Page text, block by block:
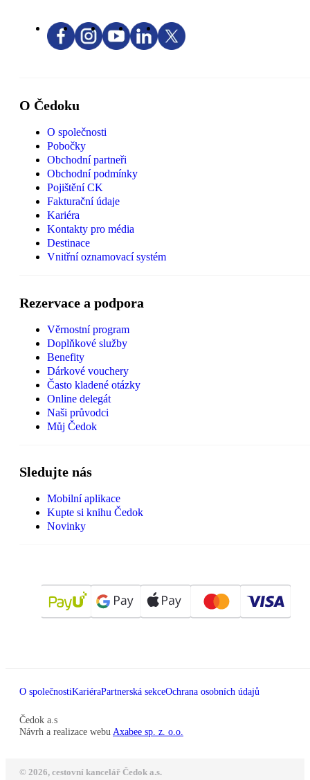
O Čedoku
O společnosti
Pobočky
Obchodní partneři
Obchodní podmínky
Pojištění CK
Fakturační údaje
Kariéra
Kontakty pro média
Destinace
Vnitřní oznamovací systém
Rezervace a podpora
Věrnostní program
Doplňkové služby
Benefity
Dárkové vouchery
Často kladené otázky
Online delegát
Naši průvodci
Můj Čedok
Sledujte nás
Mobilní aplikace
Kupte si knihu Čedok
Novinky
O společnostiKariéraPartnerská sekceOchrana osobních údajů
Čedok a.s
Návrh a realizace webu Axabee sp. z. o.o.
© 2026, cestovní kancelář Čedok a.s.